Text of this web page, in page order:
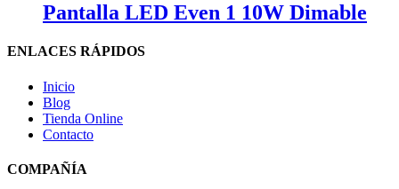
Pantalla LED Even 1 10W Dimable
ENLACES RÁPIDOS
Inicio
Blog
Tienda Online
Contacto
COMPAÑÍA